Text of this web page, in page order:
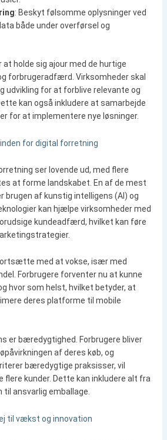
: Beskyt følsomme oplysninger ved
både under overførsel og
at holde sig ajour med de hurtige
forbrugeradfærd. Virksomheder skal
udvikling for at forblive relevante og
kan også inkludere at samarbejde
for at implementere nye løsninger.
for digital forretning
ser lovende ud, med flere
at forme landskabet. En af de mest
brugen af kunstig intelligens (AI) og
kan hjælpe virksomheder med
kundeadfærd, hvilket kan føre
med at vokse, især med
Forbrugere forventer nu at kunne
hvor som helst, hvilket betyder, at
deres platforme til mobile
er bæredygtighed. Forbrugere bliver
af deres køb, og
bæredygtige praksisser, vil
kunder. Dette kan inkludere alt fra
ansvarlig emballage.
til vækst og innovation